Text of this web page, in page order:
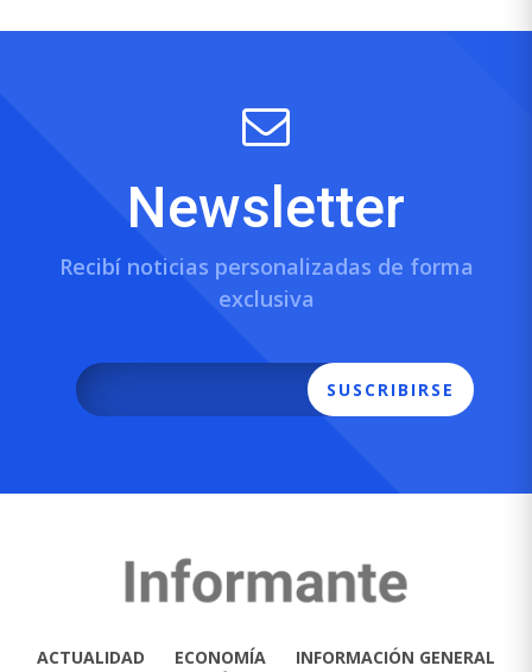
Newsletter
Recibí noticias personalizadas de forma
exclusiva
SUSCRIBIRSE
ACTUALIDAD ECONOMÍA
INFORMACIÓN GENERAL